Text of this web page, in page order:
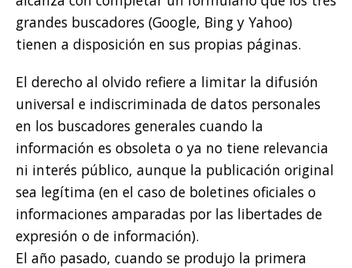
grandes buscadores (Google, Bing y Yahoo)
tienen a disposición en sus propias páginas.
El derecho al olvido refiere a limitar la difusión
universal e indiscriminada de datos personales
en los buscadores generales cuando la
información es obsoleta o ya no tiene relevancia
ni interés público, aunque la publicación original
sea legítima (en el caso de boletines oficiales o
informaciones amparadas por las libertades de
expresión o de información).
El año pasado, cuando se produjo la primera